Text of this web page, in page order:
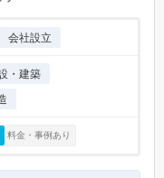
会社設立
・建築
料金・事例あり